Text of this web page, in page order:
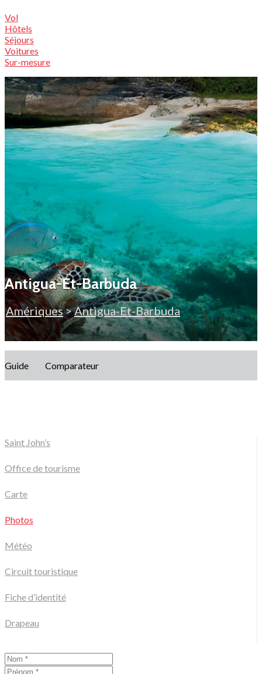
Vol
Hôtels
Séjours
Voitures
Sur-mesure
Antigua-Et-Barbuda
Amériques>Antigua-Et-Barbuda
Guide Comparateur
Saint John’s
Office de tourisme
Carte
Photos
Météo
Circuit touristique
Fiche d’identité
Drapeau